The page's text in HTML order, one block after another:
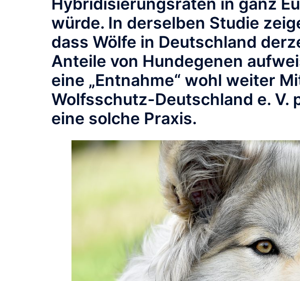
würde. In derselben Studie
dass Wölfe in Deutschland
Anteile von Hundegenen
eine „Entnahme“ wohl weiter
Wolfsschutz-Deutschland e. V.
eine solche Praxis.